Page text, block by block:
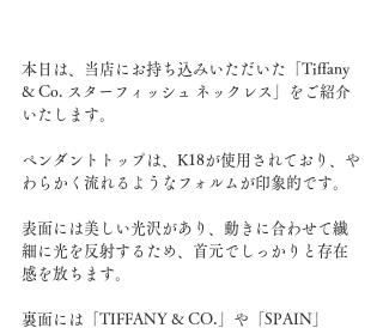
本日は、当店にお持ち込みいただいた「Tiffany
& Co. スターフィッシュ ネックレス」をご紹介
いたします。
ペンダントトップは、K18が使用されており、や
わらかく流れるようなフォルムが印象的です。
表面には美しい光沢があり、動きに合わせて繊
細に光を反射するため、首元でしっかりと存在
感を放ちます。
裏面には「TIFFANY & CO.」や「SPAIN」